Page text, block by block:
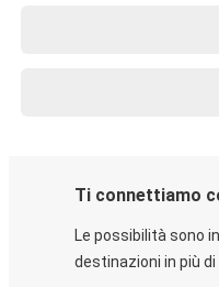
Ti connettiamo
Le possibilità sono
destinazioni in più di